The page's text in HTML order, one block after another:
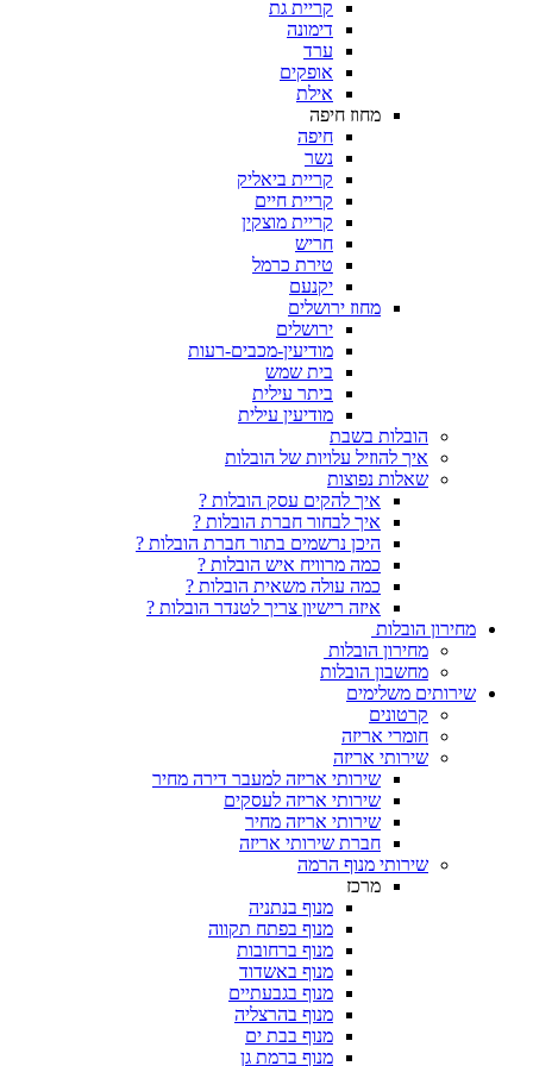
קריית גת
דימונה
ערד
אופקים
אילת
מחוז חיפה
חיפה
נשר
קריית ביאליק
קריית חיים
קריית מוצקין
חריש
טירת כרמל
יקנעם
מחוז ירושלים
ירושלים
מודיעין-מכבים-רעות
בית שמש
ביתר עילית
מודיעין עילית
הובלות בשבת
איך להוזיל עלויות של הובלות
שאלות נפוצות
איך להקים עסק הובלות ?
איך לבחור חברת הובלות ?
היכן נרשמים בתור חברת הובלות ?
כמה מרוויח איש הובלות ?
כמה עולה משאית הובלות ?
איזה רישיון צריך לטנדר הובלות ?
מחירון הובלות
מחירון הובלות
מחשבון הובלות
שירותים משלימים
קרטונים
חומרי אריזה
שירותי אריזה
שירותי אריזה למעבר דירה מחיר
שירותי אריזה לעסקים
שירותי אריזה מחיר
חברת שירותי אריזה
שירותי מנוף הרמה
מרכז
מנוף בנתניה
מנוף בפתח תקווה
מנוף ברחובות
מנוף באשדוד
מנוף בגבעתיים
מנוף בהרצליה
מנוף בבת ים
מנוף ברמת גן